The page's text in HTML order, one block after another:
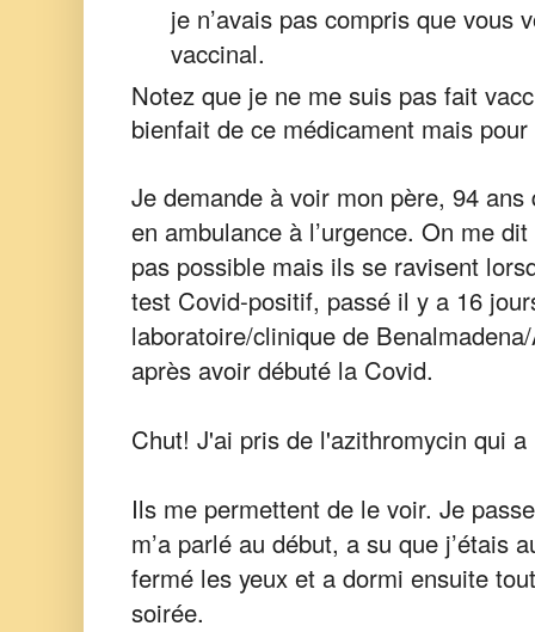
je n’avais pas compris que vous
vaccinal.
Notez que je ne me suis pas fait
bienfait de ce médicament mais
Je demande à voir mon père, 94 ans
en ambulance à l’urgence. On me
pas possible mais ils se ravisent
test Covid-positif, passé il y a 16
laboratoire/clinique de
après avoir débuté la Covid.
Chut! J'ai pris de l'azithromycin qui
Ils me permettent de le voir. Je
m’a parlé au début, a su que j’étais
fermé les yeux et a dormi ensuite
soirée.